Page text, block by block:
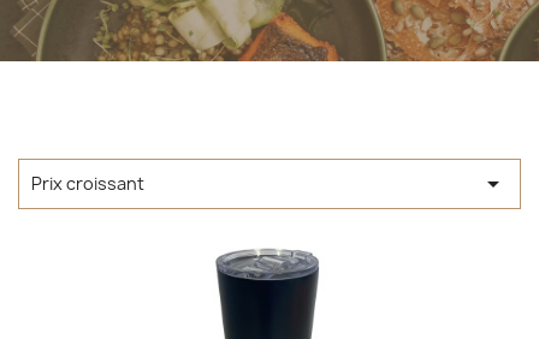
Prix croissant 